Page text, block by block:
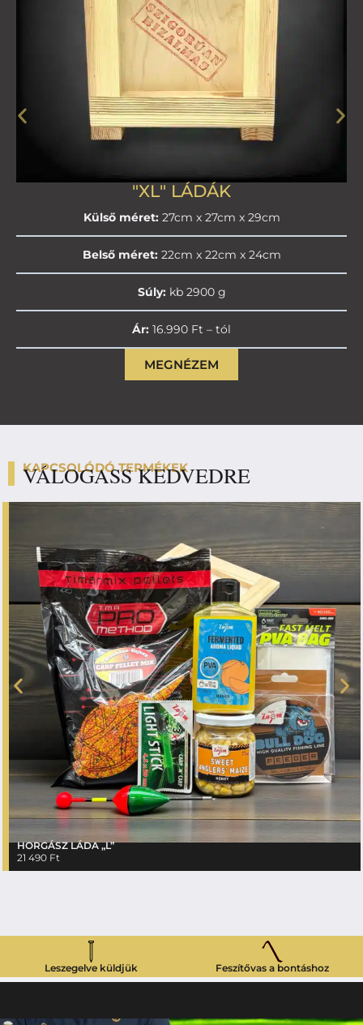
"XL" LÁDÁK
Külső méret:27cm x 27cm x 29cm
Belső méret:22cm x 22cm x 24cm
Súly:kb 2900 g
Ár: 16.990 Ft – tól
MEGNÉZEM
KAPCSOLÓDÓ TERMÉKEK
VÁLOGASS KEDVEDRE
HORGÁSZ LÁDA „L”
21 490 Ft
Leszegelve küldjük Feszítővas a bontáshoz